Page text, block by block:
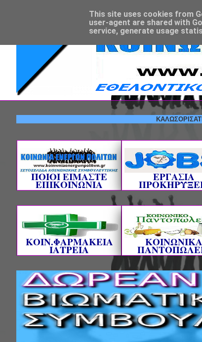
ΚΑΛΩΣΟΡΙΣΑΤΕ! ---
ΠΟΙΟΙ ΕΙΜΑΣΤΕ
ΕΠΙΚΟΙΝΩΝΙΑ
ΕΡΓΑΣΙΑ
ΚΟΙΝ.ΦΑΡΜΑΚΕΙΑ
ΙΑΤΡΕΙΑ
ΚΟΙΝΩΝΙΚΑ
This site uses cookies from
user-agent are shared with
service, generate usage